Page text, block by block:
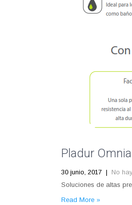
Pladur Omnia
30 junio, 2017 | No
Soluciones de altas
Read More »